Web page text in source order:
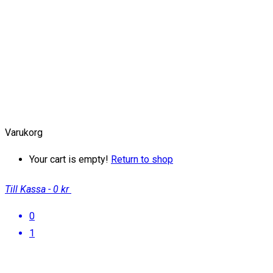
Varukorg
Your cart is empty! Return to shop
Till Kassa - 0 kr
0
1